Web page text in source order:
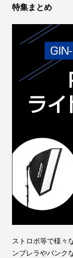
特集まとめ
ストロボ等で様々
ンブレラやバンク